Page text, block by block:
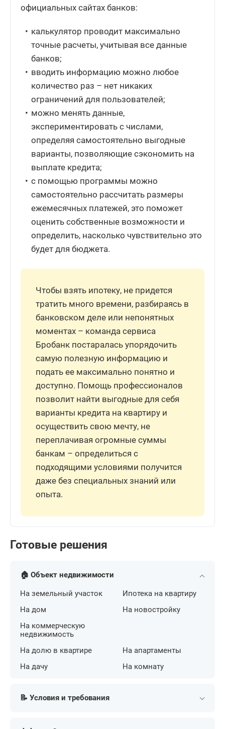
официальных сайтах банков:
калькулятор проводит максимально
точные расчеты, учитывая все данные
банков;
вводить информацию можно любое
количество раз – нет никаких
ограничений для пользователей;
можно менять данные,
экспериментировать с числами,
определяя самостоятельно выгодные
варианты, позволяющие сэкономить на
выплате кредита;
с помощью программы можно
самостоятельно рассчитать размеры
ежемесячных платежей, это поможет
оценить собственные возможности и
определить, насколько чувствительно это
будет для бюджета.
Чтобы взять ипотеку, не придется
тратить много времени, разбираясь в
банковском деле или непонятных
моментах – команда сервиса
Бробанк постаралась упорядочить
самую полезную информацию и
подать ее максимально понятно и
доступно. Помощь профессионалов
позволит найти выгодные для себя
варианты кредита на квартиру и
осуществить свою мечту, не
переплачивая огромные суммы
банкам – определиться с
подходящими условиями получится
даже без специальных знаний или
опыта.
Готовые решения
🏠 Объект недвижимости
На земельный участок
На дом
На коммерческую
недвижимость
Ипотека на квартиру
На новостройку
На долю в квартире
На дачу
На апартаменты
На комнату
📝 Условия и требования